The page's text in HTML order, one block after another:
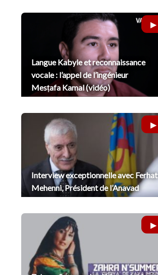
Langue Kabyle et reconnaissance
vocale : l’appel de l’ingénieur
Mesṭafa Kamal (vidéo)
Interview exceptionnelle avec Ferhat
Mehenni, Président de l’Anavad